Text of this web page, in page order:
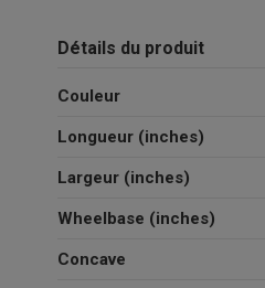
Détails du produit
Couleur
Longueur (inches)
Largeur (inches)
Wheelbase (inches)
Concave